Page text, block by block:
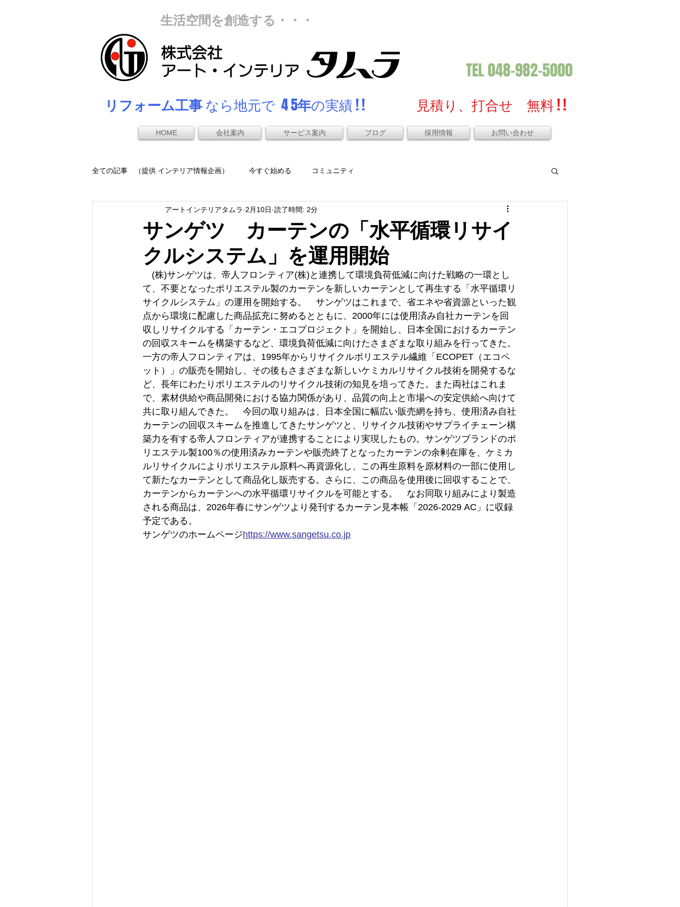
生活空間を創造する・・・
TEL 048-982-5000
リフォーム工事なら地元で 4 5年の実績 ! ! 見積り、打合せ 無料 ! !
HOME 会社案内 サービス案内 ブログ 採用情報 お問い合わせ
全ての記事 （提供 インテリア情報企画） 今すぐ始める コミュニティ
サンゲツ カーテンの「水平循環リサイ
クルシステム」を運用開始
アートインテリアタムラ 2月10日 読了時間: 2分
(株)サンゲツは、帝人フロンティア(株)と連携して環境負荷低減に向けた戦略の一環とし
て、不要となったポリエステル製のカーテンを新しいカーテンとして再生する「水平循環リ
サイクルシステム」の運用を開始する。　サンゲツはこれまで、省エネや省資源といった観
点から環境に配慮した商品拡充に努めるとともに、2000年には使用済み自社カーテンを回
収しリサイクルする「カーテン・エコプロジェクト」を開始し、日本全国におけるカーテン
の回収スキームを構築するなど、環境負荷低減に向けたさまざまな取り組みを行ってきた。
一方の帝人フロンティアは、1995年からリサイクルポリエステル繊維「ECOPET（エコペ
ット）」の販売を開始し、その後もさまざまな新しいケミカルリサイクル技術を開発するな
ど、長年にわたりポリエステルのリサイクル技術の知見を培ってきた。また両社はこれま
で、素材供給や商品開発における協力関係があり、品質の向上と市場への安定供給へ向けて
共に取り組んできた。　今回の取り組みは、日本全国に幅広い販売網を持ち、使用済み自社
カーテンの回収スキームを推進してきたサンゲツと、リサイクル技術やサプライチェーン構
築力を有する帝人フロンティアが連携することにより実現したもの。サンゲツブランドのポ
リエステル製100％の使用済みカーテンや販売終了となったカーテンの余剰在庫を、ケミカ
ルリサイクルによりポリエステル原料へ再資源化し、この再生原料を原材料の一部に使用し
て新たなカーテンとして商品化し販売する。さらに、この商品を使用後に回収することで、
カーテンからカーテンへの水平循環リサイクルを可能とする。　なお同取り組みにより製造
される商品は、2026年春にサンゲツより発刊するカーテン見本帳「2026-2029 AC」に収録
予定である。
サンゲツのホームページhttps://www.sangetsu.co.jp